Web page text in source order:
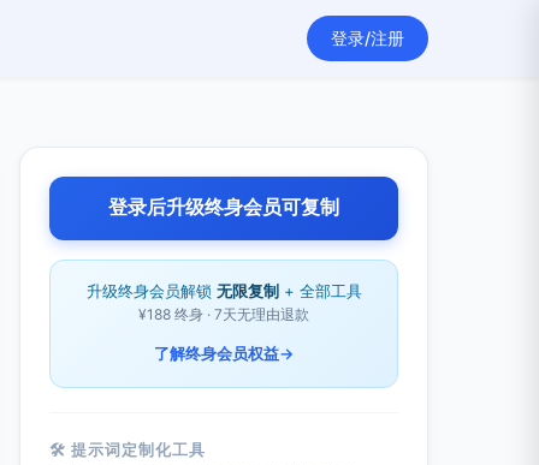
登录/注册
登录后升级终身会员可复制
升级终身会员解锁 无限复制 + 全部工具
¥188 终身 · 7天无理由退款
了解终身会员权益→
🛠 提示词定制化工具